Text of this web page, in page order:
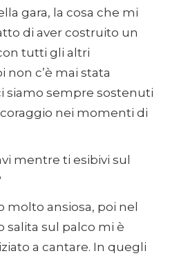
gara, la cosa che mi
di aver costruito un
tutti gli altri
non c’è mai stata
siamo sempre sostenuti
nei momenti di
mentre ti esibivi sul
molto ansiosa, poi nel
salita sul palco mi è
a cantare. In quegli